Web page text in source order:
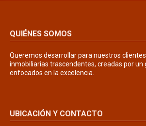
QUIÉNES SOMOS
Queremos desarrollar para nuestros
inmobiliarias trascendentes, creadas por un
enfocados en la excelencia.
UBICACIÓN Y CONTACTO